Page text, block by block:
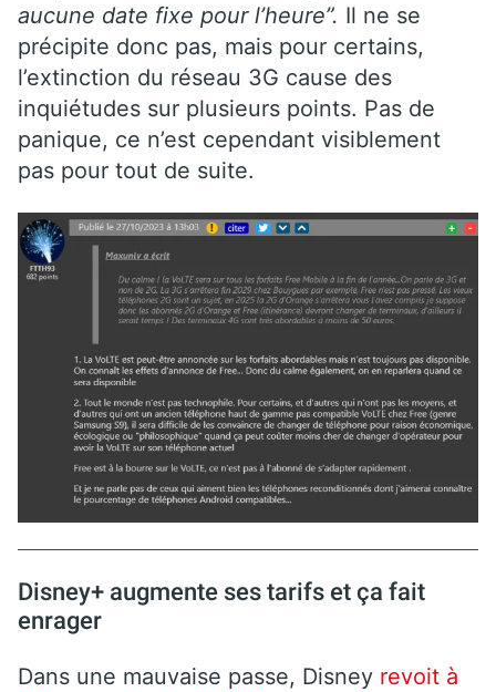
aucune date fixe pour l’heure”. Il ne se
précipite donc pas, mais pour certains,
l’extinction du réseau 3G cause des
inquiétudes sur plusieurs points. Pas de
panique, ce n’est cependant visiblement
pas pour tout de suite.
Disney+ augmente ses tarifs et ça fait
enrager
Dans une mauvaise passe, Disney revoit à